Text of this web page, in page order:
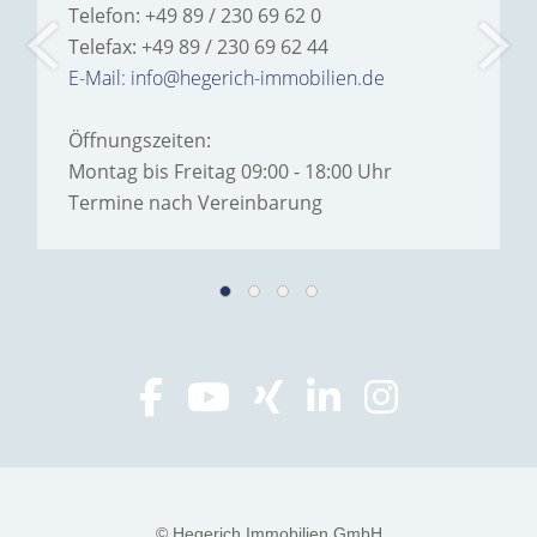
Telefon: +49 89 / 230 69 62 0
Telefax: +49 89 / 230 69 62 44
E-Mail: info@hegerich-immobilien.de
Öffnungszeiten:
Montag bis Freitag 09:00 - 18:00 Uhr
Termine nach Vereinbarung